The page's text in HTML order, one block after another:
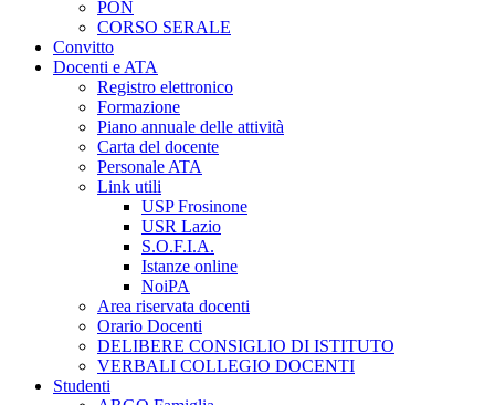
PON
CORSO SERALE
Convitto
Docenti e ATA
Registro elettronico
Formazione
Piano annuale delle attività
Carta del docente
Personale ATA
Link utili
USP Frosinone
USR Lazio
S.O.F.I.A.
Istanze online
NoiPA
Area riservata docenti
Orario Docenti
DELIBERE CONSIGLIO DI ISTITUTO
VERBALI COLLEGIO DOCENTI
Studenti